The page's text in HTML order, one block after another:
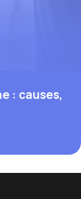
: causes,